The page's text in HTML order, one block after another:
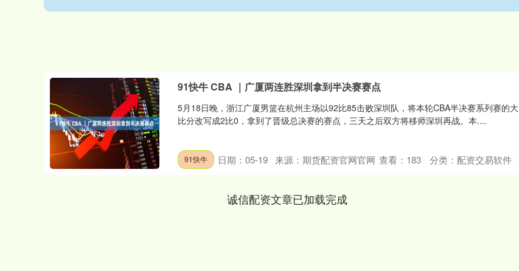
91快牛 CBA ｜广厦两连胜深圳拿到半决赛赛点
5月18日晚，浙江广厦男篮在杭州主场以92比85击败深圳队，将本轮CBA半决赛系列赛的大
比分改写成2比0，拿到了晋级总决赛的赛点，三天之后双方将移师深圳再战。本....
91快牛 日期：05-19 来源：期货配资官网官网 查看： 183 分类： 配资交易软件
诚信配资文章已加载完成